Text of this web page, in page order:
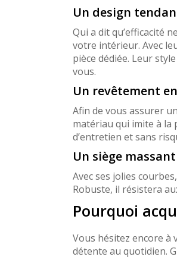
Un design
Qui a dit qu’efficacité
votre intérieur. Avec
pièce dédiée. Leur
vous.
Un revêtement
Afin de vous assurer
matériau qui imite à la
d’entretien et sans
Un siège
Avec ses jolies
Robuste, il résistera
Pourquoi
Vous hésitez encore
détente au quotidien.